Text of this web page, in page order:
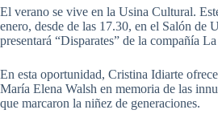
El verano se vive en la Usina Cultural.
enero, desde de las 17.30, en el Salón de
presentará “Disparates” de la compañía
En esta oportunidad, Cristina Idiarte
María Elena Walsh en memoria de las
que marcaron la niñez de generaciones.